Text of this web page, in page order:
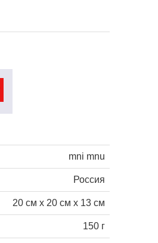
mni mnu
Россия
20 см х 20 см х 13 см
150 г